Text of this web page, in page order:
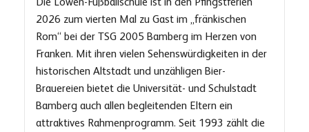
2026 zum vierten Mal zu Gast im „fränkischen
Rom“ bei der TSG 2005 Bamberg im Herzen von
Franken. Mit ihren vielen Sehenswürdigkeiten in der
historischen Altstadt und unzähligen Bier-
Brauereien bietet die Universität- und Schulstadt
Bamberg auch allen begleitenden Eltern ein
attraktives Rahmenprogramm. Seit 1993 zählt die